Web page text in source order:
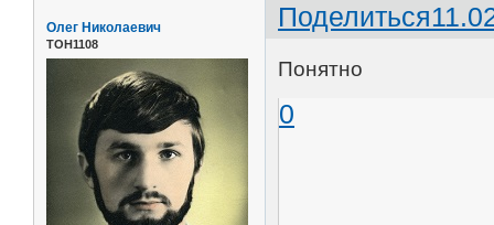
Поделиться
Олег Николаевич
ТОН1108
Понятно
0